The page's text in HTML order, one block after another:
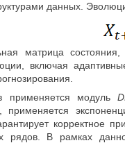
данных.
матрица
включая
применяется модуль
применяется
корректное
В рамках